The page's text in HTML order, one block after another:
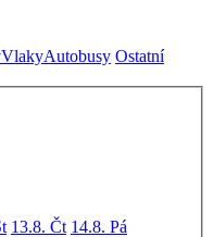
VlakyAutobusy Ostatní
13.8. Čt 14.8. Pá